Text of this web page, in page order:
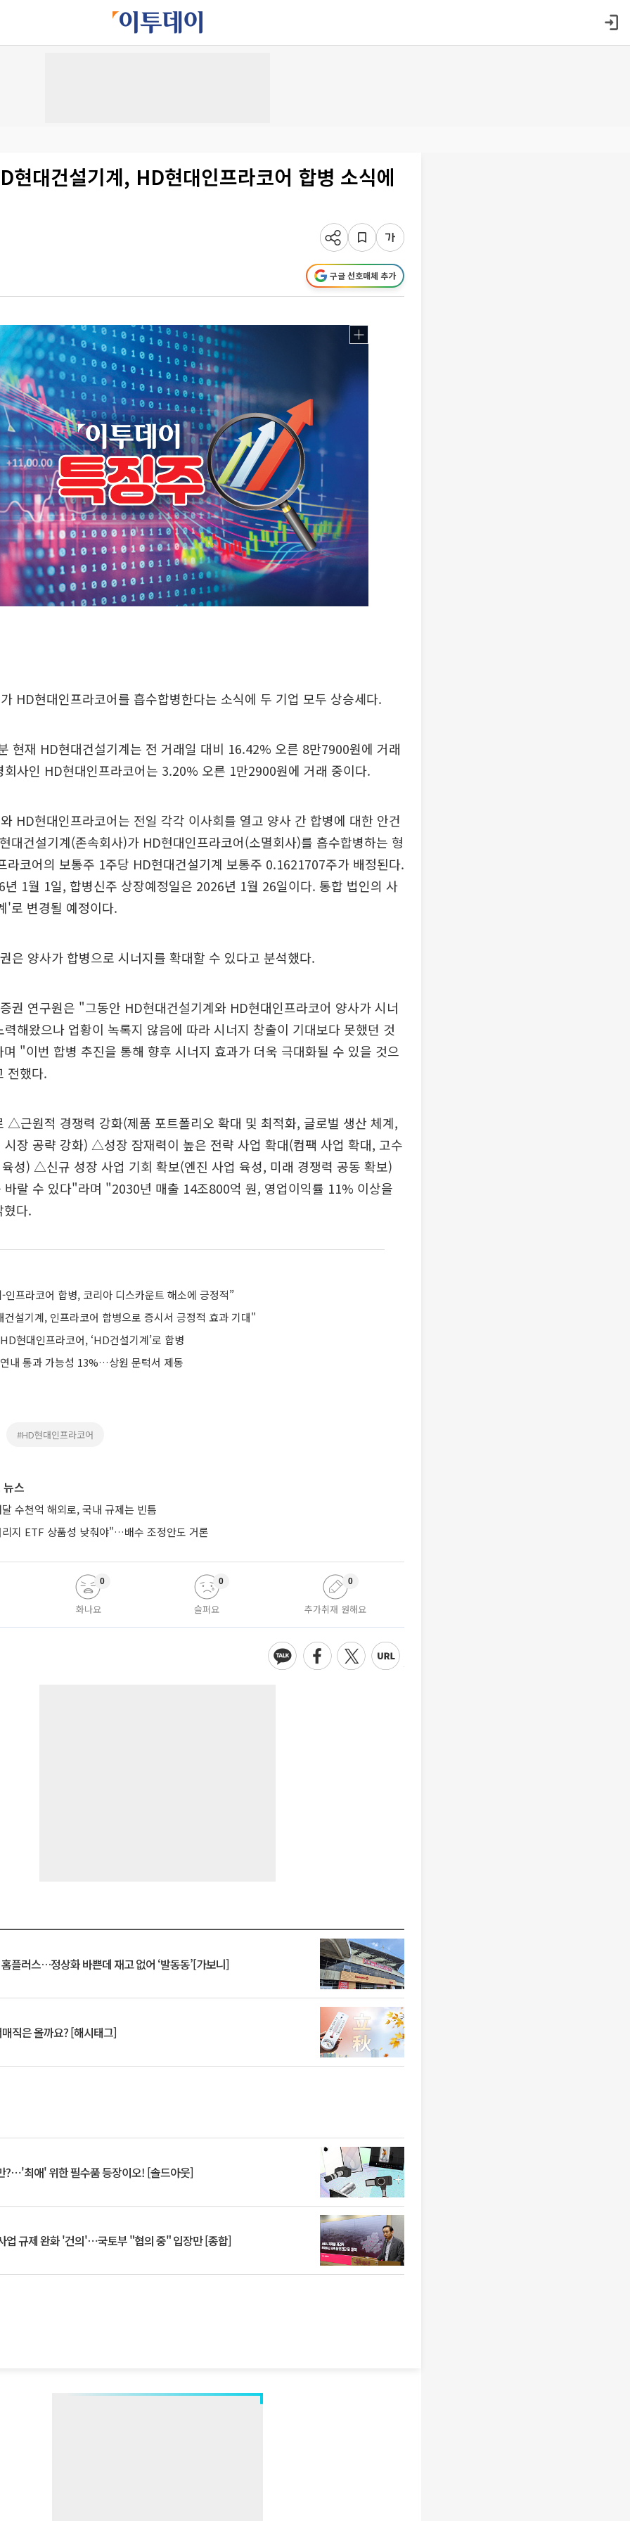
현대건설기계, HD현대인프라코어 합병 소식에
구글 선호매체 추가
HD현대인프라코어를 흡수합병한다는 소식에 두 기업 모두 상승세다.
현재 HD현대건설기계는 전 거래일 대비 16.42% 오른 8만7900원에 거래
회사인 HD현대인프라코어는 3.20% 오른 1만2900원에 거래 중이다.
HD현대인프라코어는 전일 각각 이사회를 열고 양사 간 합병에 대한 안건
대건설기계(존속회사)가 HD현대인프라코어(소멸회사)를 흡수합병하는 형
라코어의 보통주 1주당 HD현대건설기계 보통주 0.1621707주가 배정된다.
년 1월 1일, 합병신주 상장예정일은 2026년 1월 26일이다. 통합 법인의 사
'로 변경될 예정이다.
은 양사가 합병으로 시너지를 확대할 수 있다고 분석했다.
권 연구원은 "그동안 HD현대건설기계와 HD현대인프라코어 양사가 시너
해왔으나 업황이 녹록지 않음에 따라 시너지 창출이 기대보다 못했던 것
"이번 합병 추진을 통해 향후 시너지 효과가 더욱 극대화될 수 있을 것으
전했다.
△근원적 경쟁력 강화(제품 포트폴리오 확대 및 최적화, 글로벌 생산 체계,
시장 공략 강화) △성장 잠재력이 높은 전략 사업 확대(컴팩 사업 확대, 고수
성) △신규 성장 사업 기회 확보(엔진 사업 육성, 미래 경쟁력 공동 확보)
바랄 수 있다"라며 "2030년 매출 14조800억 원, 영업이익률 11% 이상을
다.
인프라코어 합병, 코리아 디스카운트 해소에 긍정적”
설기계, 인프라코어 합병으로 증시서 긍정적 효과 기대"
현대인프라코어, ‘HD건설기계’로 합병
내 통과 가능성 13%…상원 문턱서 제동
#HD현대인프라코어
스
수천억 해외로, 국내 규제는 빈틈
지 ETF 상품성 낮춰야"…배수 조정안도 거론
화나요
0
슬퍼요
0
추가취재 원해요
0
플러스…정상화 바쁜데 재고 없어 ‘발동동’[가보니]
직은 올까요? [해시태그]
?⋯'최애' 위한 필수품 등장이오! [솔드아웃]
업 규제 완화 '건의'⋯국토부 "협의 중" 입장만 [종합]